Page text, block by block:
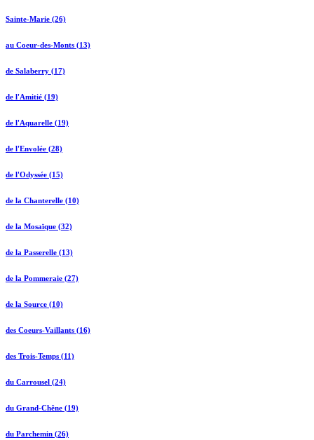
Sainte-Marie (26)
au Coeur-des-Monts (13)
de Salaberry (17)
de l'Amitié (19)
de l'Aquarelle (19)
de l'Envolée (28)
de l'Odyssée (15)
de la Chanterelle (10)
de la Mosaïque (32)
de la Passerelle (13)
de la Pommeraie (27)
de la Source (10)
des Coeurs-Vaillants (16)
des Trois-Temps (11)
du Carrousel (24)
du Grand-Chêne (19)
du Parchemin (26)